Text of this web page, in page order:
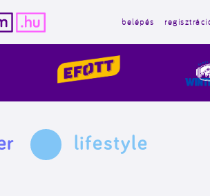
belépés
lifestyle